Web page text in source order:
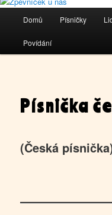
navigační
Domů Písničky
Povídání
Písnička
(Česká